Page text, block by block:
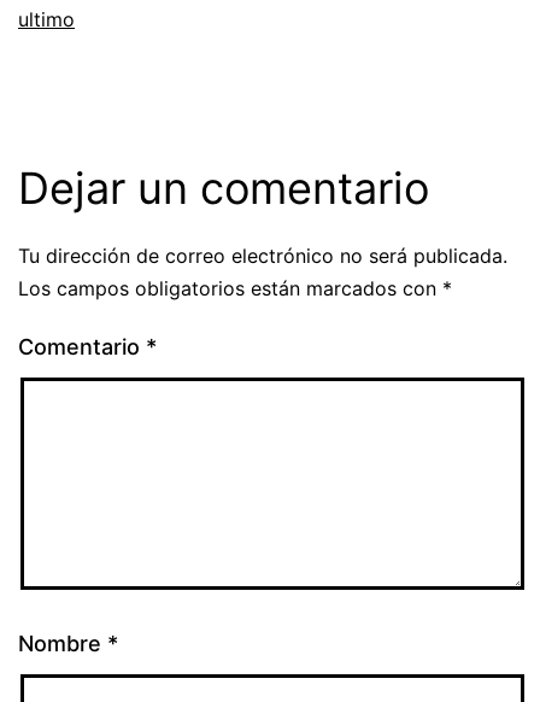
ultimo
Dejar un comentario
Tu dirección de correo electrónico no será publicada.
Los campos obligatorios están marcados con *
Comentario *
Nombre *